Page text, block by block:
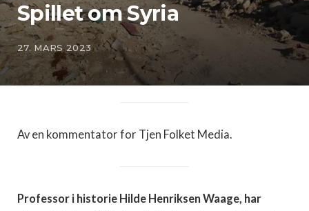
Spillet om Syria
27. MARS 2023
Av en kommentator for Tjen Folket Media.
Professor i historie Hilde Henriksen Waage, har